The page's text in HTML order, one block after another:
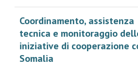
Coordinamento, assistenza
tecnica e monitoraggio
iniziative di cooperazione
Somalia